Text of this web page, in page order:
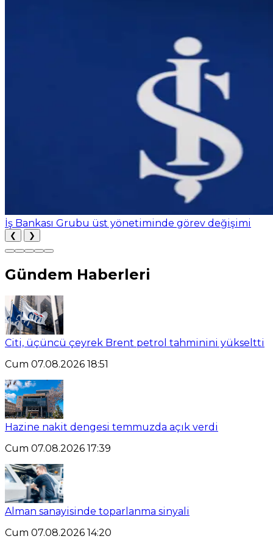
İş Bankası Grubu üst yönetiminde görev değişimi
❮ ❯
Gündem Haberleri
Citi, üçüncü çeyrek Brent petrol tahminini yükseltti
Cum 07.08.2026 18:51
Hazine nakit dengesi temmuzda açık verdi
Cum 07.08.2026 17:39
Alman sanayisinde toparlanma sinyali
Cum 07.08.2026 14:20